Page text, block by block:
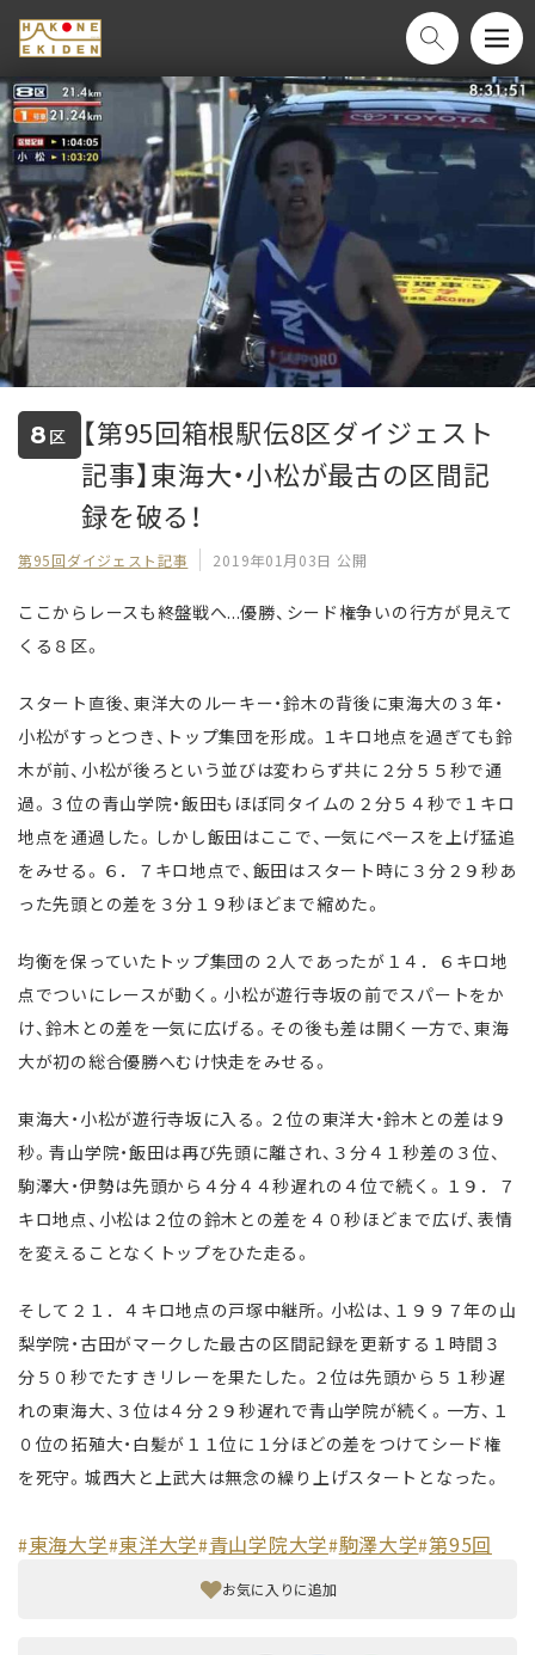
8 区
【第95回箱根駅伝8区ダイジェスト
記事】東海大・小松が最古の区間記
録を破る！
第95回ダイジェスト記事 2019年01月03日 公開
ここからレースも終盤戦へ...優勝、シード権争いの行方が見えて
くる８区。
スタート直後、東洋大のルーキー・鈴木の背後に東海大の３年・
小松がすっとつき、トップ集団を形成。１キロ地点を過ぎても鈴
木が前、小松が後ろという並びは変わらず共に２分５５秒で通
過。３位の青山学院・飯田もほぼ同タイムの２分５４秒で１キロ
地点を通過した。しかし飯田はここで、一気にペースを上げ猛追
をみせる。６．７キロ地点で、飯田はスタート時に３分２９秒あ
った先頭との差を３分１９秒ほどまで縮めた。
均衡を保っていたトップ集団の２人であったが１４．６キロ地
点でついにレースが動く。小松が遊行寺坂の前でスパートをか
け、鈴木との差を一気に広げる。その後も差は開く一方で、東海
大が初の総合優勝へむけ快走をみせる。
東海大・小松が遊行寺坂に入る。２位の東洋大・鈴木との差は９
秒。青山学院・飯田は再び先頭に離され、３分４１秒差の３位、
駒澤大・伊勢は先頭から４分４４秒遅れの４位で続く。１９．７
キロ地点、小松は２位の鈴木との差を４０秒ほどまで広げ、表情
を変えることなくトップをひた走る。
そして２１．４キロ地点の戸塚中継所。小松は、１９９７年の山
梨学院・古田がマークした最古の区間記録を更新する１時間３
分５０秒でたすきリレーを果たした。２位は先頭から５１秒遅
れの東海大、３位は４分２９秒遅れで青山学院が続く。一方、１
０位の拓殖大・白髪が１１位に１分ほどの差をつけてシード権
を死守。城西大と上武大は無念の繰り上げスタートとなった。
#東海大学#東洋大学#青山学院大学#駒澤大学#第95回
お気に入りに追加